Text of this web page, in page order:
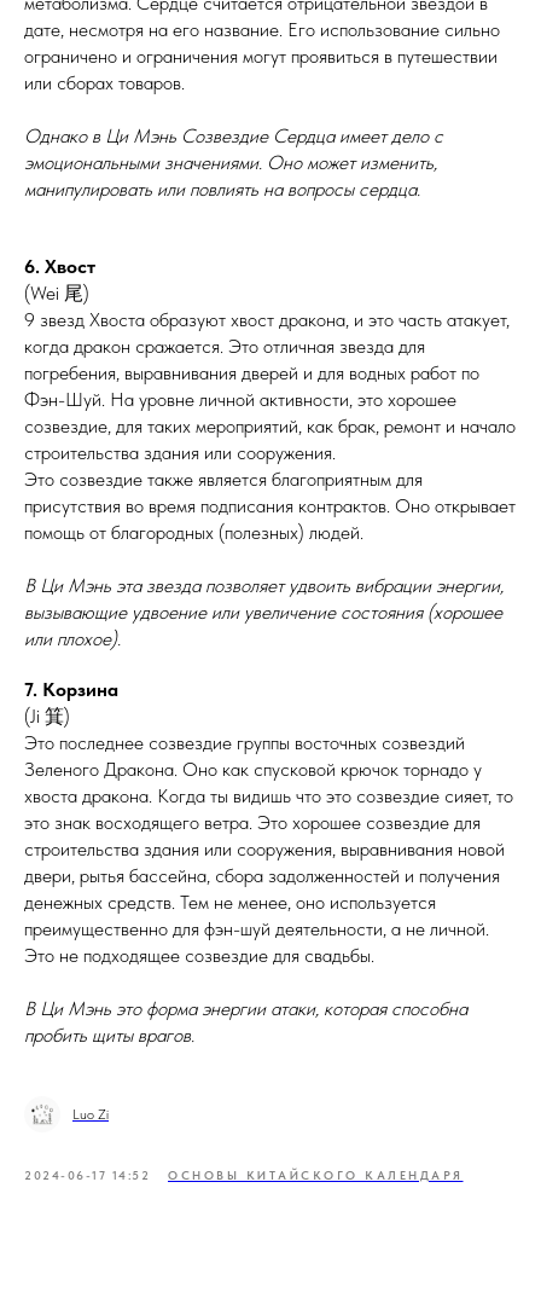
дате, несмотря на его название. Его использование сильно
ограничено и ограничения могут проявиться в путешествии
или сборах товаров.
Однако в Ци Мэнь Созвездие Сердца имеет дело с
эмоциональными значениями. Оно может изменить,
манипулировать или повлиять на вопросы сердца.
6. Хвост
(Wei 尾)
9 звезд Хвоста образуют хвост дракона, и это часть атакует,
когда дракон сражается. Это отличная звезда для
погребения, выравнивания дверей и для водных работ по
Фэн-Шуй. На уровне личной активности, это хорошее
созвездие, для таких мероприятий, как брак, ремонт и начало
строительства здания или сооружения.
Это созвездие также является благоприятным для
присутствия во время подписания контрактов. Оно открывает
помощь от благородных (полезных) людей.
В Ци Мэнь эта звезда позволяет удвоить вибрации энергии,
вызывающие удвоение или увеличение состояния (хорошее
или плохое).
7. Корзина
(Ji 箕)
Это последнее созвездие группы восточных созвездий
Зеленого Дракона. Оно как спусковой крючок торнадо у
хвоста дракона. Когда ты видишь что это созвездие сияет, то
это знак восходящего ветра. Это хорошее созвездие для
строительства здания или сооружения, выравнивания новой
двери, рытья бассейна, сбора задолженностей и получения
денежных средств. Тем не менее, оно используется
преимущественно для фэн-шуй деятельности, а не личной.
Это не подходящее созвездие для свадьбы.
В Ци Мэнь это форма энергии атаки, которая способна
пробить щиты врагов.
Luo Zi
2024-06-17 14:52 ОСНОВЫ КИТАЙСКОГО КАЛЕНДАРЯ